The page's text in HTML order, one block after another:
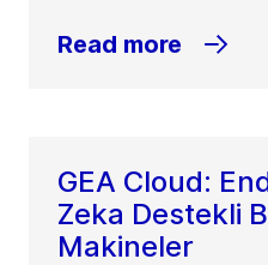
Read more
GEA Cloud:
Zeka Destekli
Makineler